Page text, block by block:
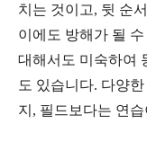
치는 것이고, 뒷 순
이에도 방해가 될
대해서도 미숙하여
도 있습니다. 다양
지 , 필드보다는 연